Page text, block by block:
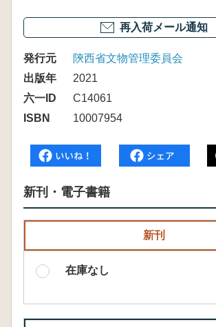
再入荷メール通知
発行元
陝西省文物管理委員会
出版年
2021
六一ID
C14061
ISBN
10007954
新刊・電子書籍
新刊
在庫なし